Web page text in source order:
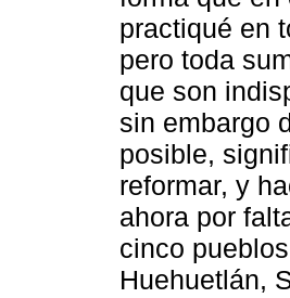
practiqué en
pero toda
que son
sin embargo
posible,
reformar, y
ahora por
cinco
Huehuetlán,